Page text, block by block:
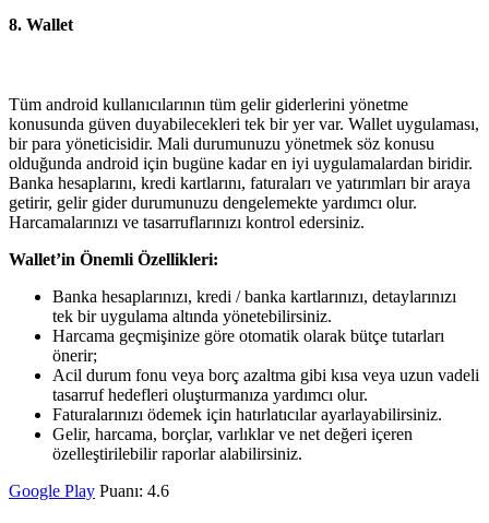
8. Wallet
Tüm android kullanıcılarının tüm gelir giderlerini yönetme
konusunda güven duyabilecekleri tek bir yer var. Wallet uygulaması,
bir para yöneticisidir. Mali durumunuzu yönetmek söz konusu
olduğunda android için bugüne kadar en iyi uygulamalardan biridir.
Banka hesaplarını, kredi kartlarını, faturaları ve yatırımları bir araya
getirir, gelir gider durumunuzu dengelemekte yardımcı olur.
Harcamalarınızı ve tasarruflarınızı kontrol edersiniz.
Wallet’in Önemli Özellikleri:
Banka hesaplarınızı, kredi / banka kartlarınızı, detaylarınızı
tek bir uygulama altında yönetebilirsiniz.
Harcama geçmişinize göre otomatik olarak bütçe tutarları
önerir;
Acil durum fonu veya borç azaltma gibi kısa veya uzun vadeli
tasarruf hedefleri oluşturmanıza yardımcı olur.
Faturalarınızı ödemek için hatırlatıcılar ayarlayabilirsiniz.
Gelir, harcama, borçlar, varlıklar ve net değeri içeren
özelleştirilebilir raporlar alabilirsiniz.
Google Play Puanı: 4.6